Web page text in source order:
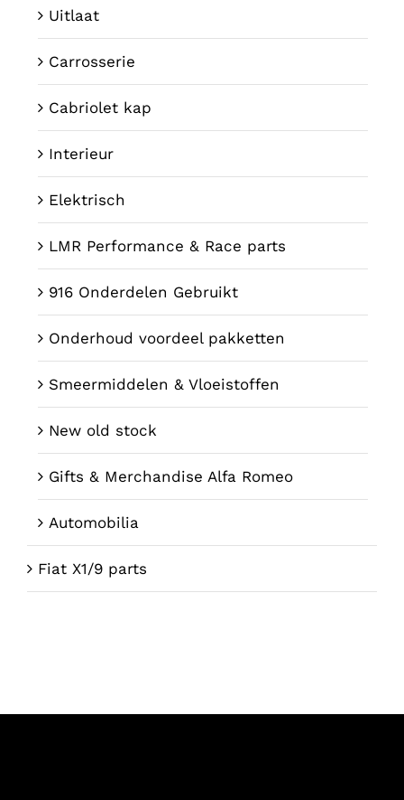
Uitlaat
Carrosserie
Cabriolet kap
Interieur
Elektrisch
LMR Performance & Race parts
916 Onderdelen Gebruikt
Onderhoud voordeel pakketten
Smeermiddelen & Vloeistoffen
New old stock
Gifts & Merchandise Alfa Romeo
Automobilia
Fiat X1/9 parts